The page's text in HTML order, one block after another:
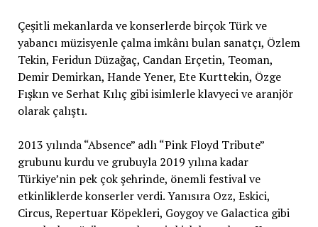
Çeşitli mekanlarda ve konserlerde birçok Türk ve
yabancı müzisyenle çalma imkânı bulan sanatçı, Özlem
Tekin, Feridun Düzağaç, Candan Erçetin, Teoman,
Demir Demirkan, Hande Yener, Ete Kurttekin, Özge
Fışkın ve Serhat Kılıç gibi isimlerle klavyeci ve aranjör
olarak çalıştı.
2013 yılında “Absence” adlı “Pink Floyd Tribute”
grubunu kurdu ve grubuyla 2019 yılına kadar
Türkiye’nin pek çok şehrinde, önemli festival ve
etkinliklerde konserler verdi. Yanısıra Ozz, Eskici,
Circus, Repertuar Köpekleri, Goygoy ve Galactica gibi